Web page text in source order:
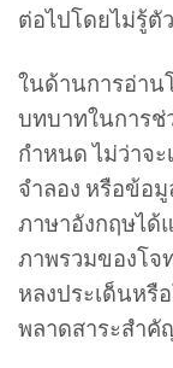
ต่อไปโดยไม่รู้ตัว
ในด้านการอ่าน
บทบาทในการช่
กำหนด ไม่ว่าจ
จำลอง หรือข้อ
ภาษาอังกฤษได้
ภาพรวมของโจ
หลงประเด็นหรื
พลาดสาระสำคั